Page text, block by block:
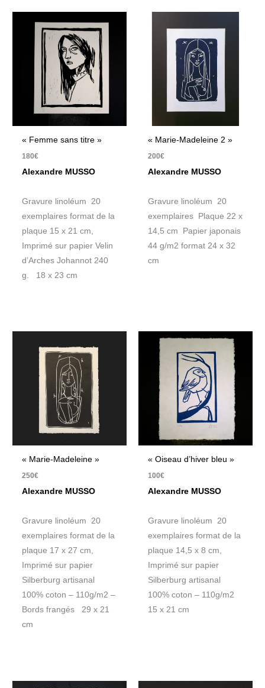
« Femme sans titre »
180€
Alexandre MUSSO
Gravure linoléum 20
exemplaires format de la
plaque 15 x 21 cm,
Imprimé sur papier Velin
d’Arches Johannot 240
g. 18 x 23 cm
« Marie-Madeleine 2 »
200€
Alexandre MUSSO
Gravure linoléum 20
exemplaires Plaque 22 x
14,5 cm Papier japonais
44 g/m2 format 24 x 32
cm
« Marie-Madeleine »
250€
Alexandre MUSSO
Gravure linoléum 20
exemplaires format de la
plaque 17 x 27 cm,
Imprimé sur papier
Silberburg artisanal
100% coton – 110g/m2 –
Bords frangés 29 x 21
cm
« Oiseau d’hiver bleu »
100€
Alexandre MUSSO
Gravure linoléum 20
exemplaires format de la
plaque 14,5 x 8 cm,
Imprimé sur papier
Silberburg artisanal
100% coton – 110g/m2
15 x 21 cm